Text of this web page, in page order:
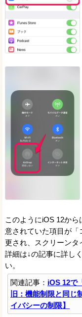
このようにiOS 12か
意されていた項目が
更され、スクリーンタ
詳細は↓の記事に詳し
い。
関連記事： iOS 12で
旧：機能制限と同
イバシーの制限】